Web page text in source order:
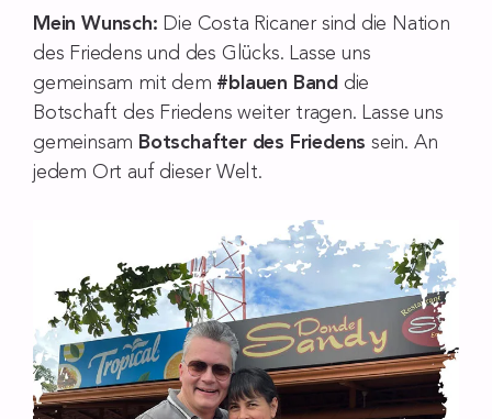
Mein Wunsch: Die Costa Ricaner sind die Nation
des Friedens und des Glücks. Lasse uns
gemeinsam mit dem #blauen Band die
Botschaft des Friedens weiter tragen. Lasse uns
gemeinsam Botschafter des Friedens sein. An
jedem Ort auf dieser Welt.